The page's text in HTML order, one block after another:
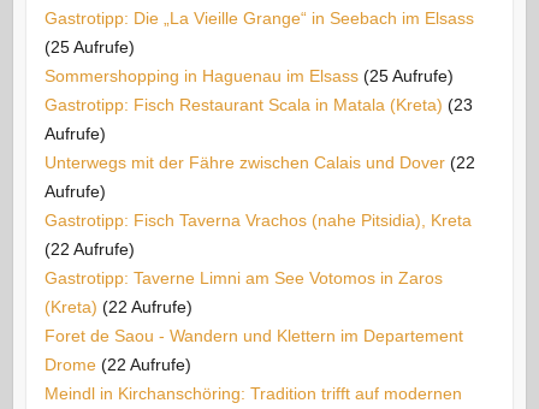
Gastrotipp: Die „La Vieille Grange“ in Seebach im Elsass
(25 Aufrufe)
Sommershopping in Haguenau im Elsass (25 Aufrufe)
Gastrotipp: Fisch Restaurant Scala in Matala (Kreta) (23
Aufrufe)
Unterwegs mit der Fähre zwischen Calais und Dover (22
Aufrufe)
Gastrotipp: Fisch Taverna Vrachos (nahe Pitsidia), Kreta
(22 Aufrufe)
Gastrotipp: Taverne Limni am See Votomos in Zaros
(Kreta) (22 Aufrufe)
Foret de Saou - Wandern und Klettern im Departement
Drome (22 Aufrufe)
Meindl in Kirchanschöring: Tradition trifft auf modernen